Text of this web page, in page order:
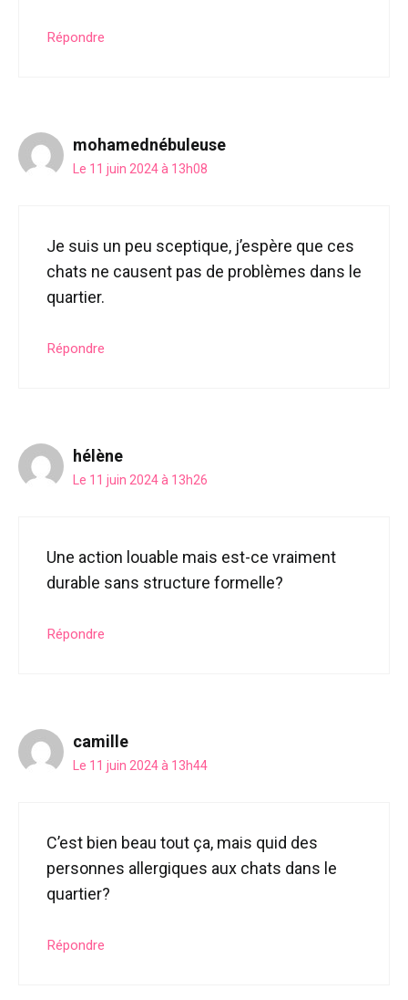
Répondre
mohamednébuleuse
Le 11 juin 2024 à 13h08
Je suis un peu sceptique, j’espère que ces
chats ne causent pas de problèmes dans le
quartier.
Répondre
hélène
Le 11 juin 2024 à 13h26
Une action louable mais est-ce vraiment
durable sans structure formelle?
Répondre
camille
Le 11 juin 2024 à 13h44
C’est bien beau tout ça, mais quid des
personnes allergiques aux chats dans le
quartier?
Répondre